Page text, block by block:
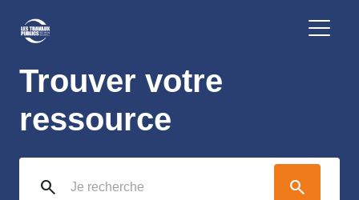
Trouver votre
ressource
search search